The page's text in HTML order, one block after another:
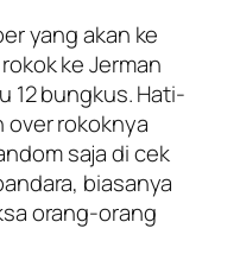
yang akan ke
ke Jerman
12 bungkus. Hati-
over rokoknya
saja di cek
biasanya
orang-orang